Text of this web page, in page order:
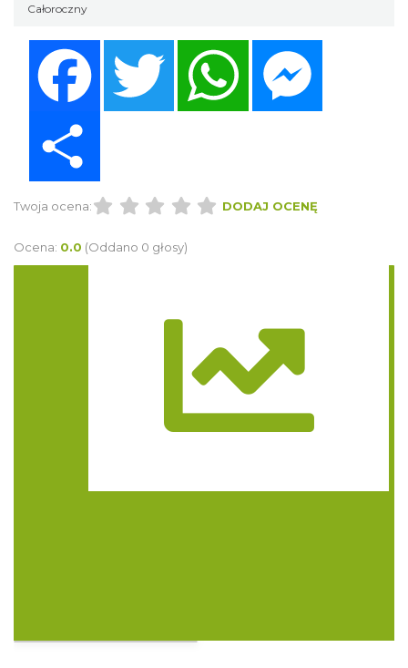
Całoroczny
Twitter WhatsApp
Twoja ocena: DODAJ OCENĘ
Ocena: 0.0 (Oddano 0 głosy)